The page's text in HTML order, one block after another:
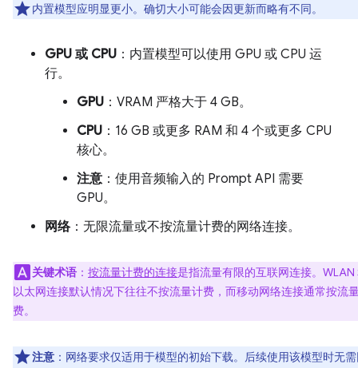
内置模型应明显更小。确切大小可能会因更新而略有不同。
GPU 或 CPU ：内置模型可以使用 GPU 或 CPU 运
行。
GPU ：VRAM 严格大于 4 GB。
CPU ：16 GB 或更多 RAM 和 4 个或更多 CPU
核心。
注意：使用音频输入的 Prompt API 需要
GPU。
网络：无限流量或不按流量计费的网络连接。
关键术语 ： 按流量计费的连接是指流量有限的互联网连接。WLAN
以太网连接默认情况下往往不按流量计费，而移动网络连接通常按流
费。
注意 ：网络要求仅适用于模型的初始下载。后续使用该模型时无